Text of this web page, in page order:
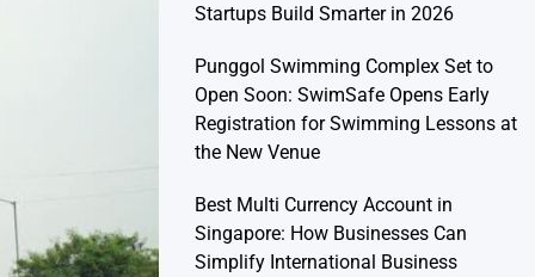
Startups Build Smarter in 2026
Punggol Swimming Complex Set to
Open Soon: SwimSafe Opens Early
Registration for Swimming Lessons at
the New Venue
Best Multi Currency Account in
Singapore: How Businesses Can
Simplify International Business